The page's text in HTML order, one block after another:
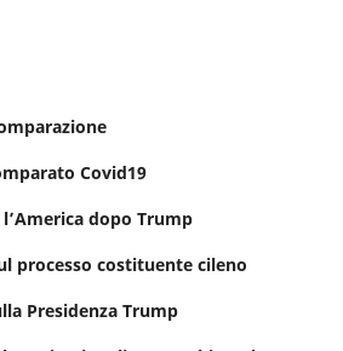
Covid19
dopo Trump
processo costituente cileno
Presidenza Trump